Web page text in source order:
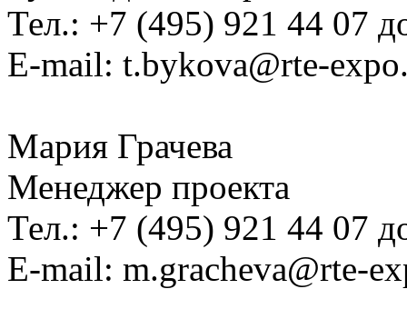
Тел.: +7 (495) 921 44 07
E-mail:
Мария Грачева
Менеджер проекта
Тел.: +7 (495) 921 44 07
E-mail: